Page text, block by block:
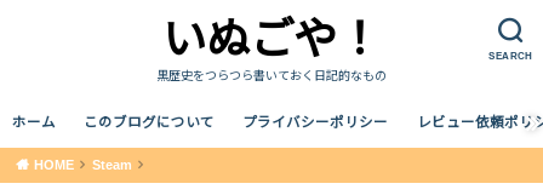
SEARCH
いぬごや！
黒歴史をつらつら書いておく日記的なもの
ホーム このブログについて プライバシーポリシー レビュー依頼ポリ
HOME Steam